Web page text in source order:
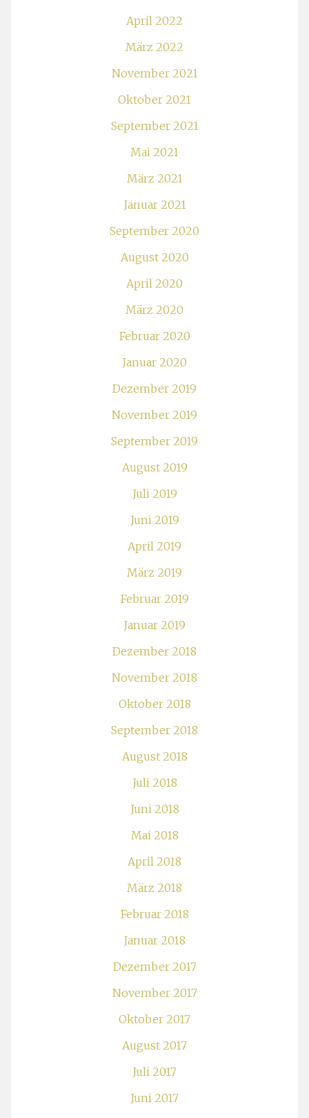
April 2022
März 2022
November 2021
Oktober 2021
September 2021
Mai 2021
März 2021
Januar 2021
September 2020
August 2020
April 2020
März 2020
Februar 2020
Januar 2020
Dezember 2019
November 2019
September 2019
August 2019
Juli 2019
Juni 2019
April 2019
März 2019
Februar 2019
Januar 2019
Dezember 2018
November 2018
Oktober 2018
September 2018
August 2018
Juli 2018
Juni 2018
Mai 2018
April 2018
März 2018
Februar 2018
Januar 2018
Dezember 2017
November 2017
Oktober 2017
August 2017
Juli 2017
Juni 2017